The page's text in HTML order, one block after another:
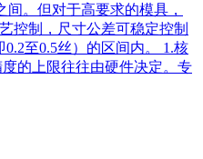
间。但对于高要求的模具，
控制，尺寸公差可稳定控制
0.2至0.5丝）的区间内。 1.核
的上限往往由硬件决定。专